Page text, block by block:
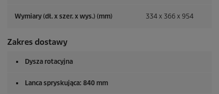
Wymiary (dł. x szer. x wys.) (mm) 334 x 366 x 954
Zakres dostawy
Dysza rotacyjna
Lanca spryskująca: 840 mm